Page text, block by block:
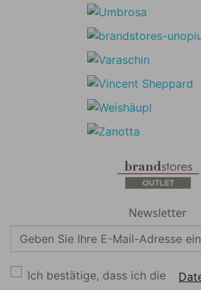
Newsletter
Ich bestätige, dass ich die